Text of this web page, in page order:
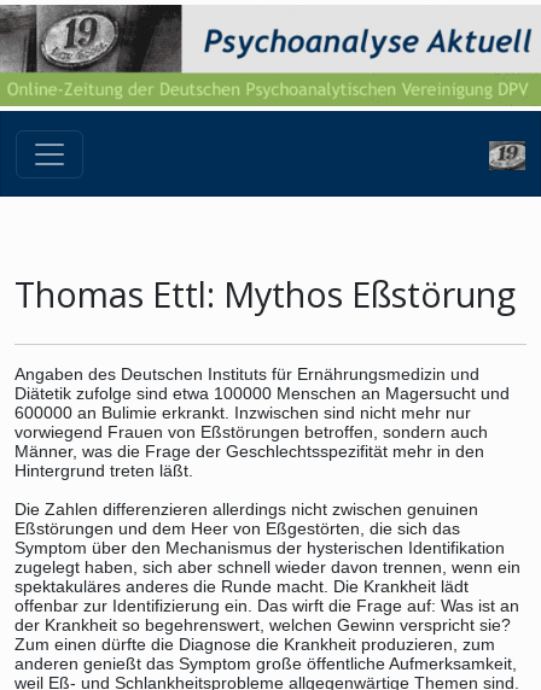
Thomas Ettl: Mythos Eßstörung
Angaben des Deutschen Instituts für Ernährungsmedizin und
Diätetik zufolge sind etwa 100000 Menschen an Magersucht und
600000 an Bulimie erkrankt. Inzwischen sind nicht mehr nur
vorwiegend Frauen von Eßstörungen betroffen, sondern auch
Männer, was die Frage der Geschlechtsspezifität mehr in den
Hintergrund treten läßt.
Die Zahlen differenzieren allerdings nicht zwischen genuinen
Eßstörungen und dem Heer von Eßgestörten, die sich das
Symptom über den Mechanismus der hysterischen Identifikation
zugelegt haben, sich aber schnell wieder davon trennen, wenn ein
spektakuläres anderes die Runde macht. Die Krankheit lädt
offenbar zur Identifizierung ein. Das wirft die Frage auf: Was ist an
der Krankheit so begehrenswert, welchen Gewinn verspricht sie?
Zum einen dürfte die Diagnose die Krankheit produzieren, zum
anderen genießt das Symptom große öffentliche Aufmerksamkeit,
weil Eß- und Schlankheitsprobleme allgegenwärtige Themen sind.